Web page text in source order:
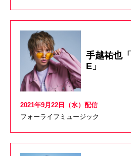
手越祐也
E」
2021年9月22日（水）配信
フォーライフミュージック